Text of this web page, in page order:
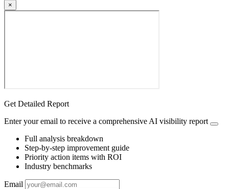
×
Get Detailed Report
Enter your email to receive a comprehensive AI visibility report
Full analysis breakdown
Step-by-step improvement guide
Priority action items with ROI
Industry benchmarks
Email